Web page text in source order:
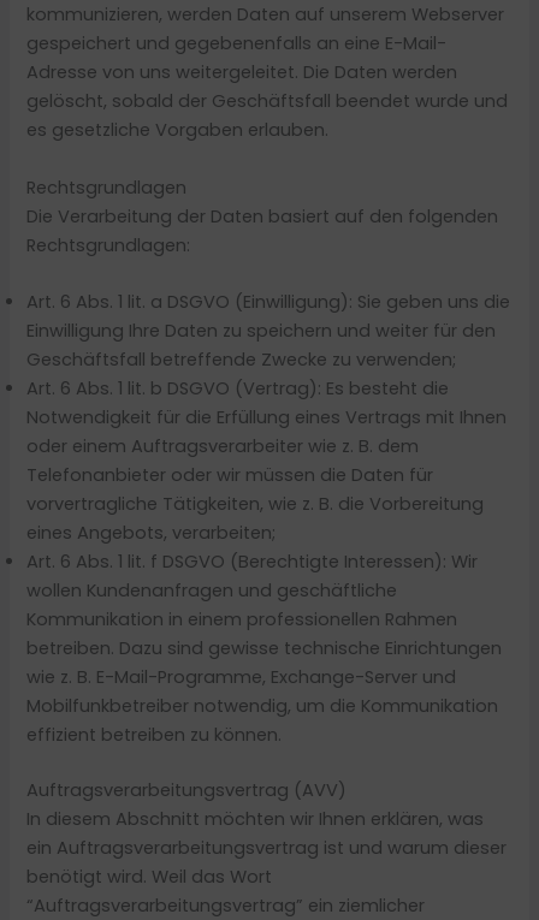
kommunizieren, werden Daten auf unserem Webserver
gespeichert und gegebenenfalls an eine E-Mail-
Adresse von uns weitergeleitet. Die Daten werden
gelöscht, sobald der Geschäftsfall beendet wurde und
es gesetzliche Vorgaben erlauben.
Rechtsgrundlagen
Die Verarbeitung der Daten basiert auf den folgenden
Rechtsgrundlagen:
Art. 6 Abs. 1 lit. a DSGVO (Einwilligung): Sie geben uns die
Einwilligung Ihre Daten zu speichern und weiter für den
Geschäftsfall betreffende Zwecke zu verwenden;
Art. 6 Abs. 1 lit. b DSGVO (Vertrag): Es besteht die
Notwendigkeit für die Erfüllung eines Vertrags mit Ihnen
oder einem Auftragsverarbeiter wie z. B. dem
Telefonanbieter oder wir müssen die Daten für
vorvertragliche Tätigkeiten, wie z. B. die Vorbereitung
eines Angebots, verarbeiten;
Art. 6 Abs. 1 lit. f DSGVO (Berechtigte Interessen): Wir
wollen Kundenanfragen und geschäftliche
Kommunikation in einem professionellen Rahmen
betreiben. Dazu sind gewisse technische Einrichtungen
wie z. B. E-Mail-Programme, Exchange-Server und
Mobilfunkbetreiber notwendig, um die Kommunikation
effizient betreiben zu können.
Auftragsverarbeitungsvertrag (AVV)
In diesem Abschnitt möchten wir Ihnen erklären, was
ein Auftragsverarbeitungsvertrag ist und warum dieser
benötigt wird. Weil das Wort
“Auftragsverarbeitungsvertrag” ein ziemlicher